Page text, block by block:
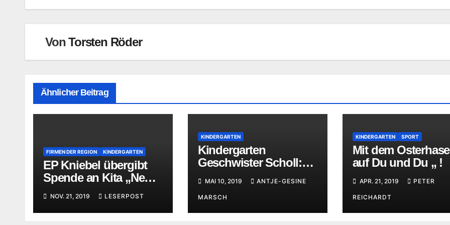
VonTorsten Röder
Ähnlicher Beitrag
FIRMEN DER REGION KINDERGARTEN
EP Kniebel übergibt
Spende an Kita „Neuer
NOV. 21, 2019 LESERPOST
KINDERGARTEN
Kindergarten
Geschwister Scholl:
MAI 10, 2019 ANTJE-GESINE
MARSCH
KINDERGARTEN SPORT
Mit dem
auf Du und Du „ !
APR. 21, 2019 PETER
REICHARDT